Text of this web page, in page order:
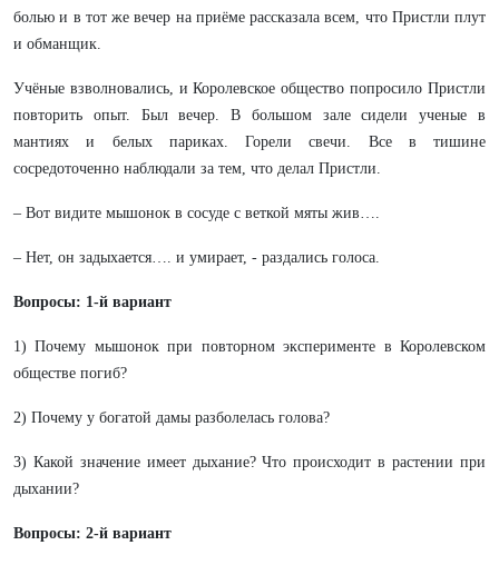
болью и в тот же вечер на приёме рассказала всем, что Пристли плут
и обманщик.
Учёные взволновались, и Королевское общество попросило Пристли
повторить опыт. Был вечер. В большом зале сидели ученые в
мантиях и белых париках. Горели свечи. Все в тишине
сосредоточенно наблюдали за тем, что делал Пристли.
– Вот видите мышонок в сосуде с веткой мяты жив….
– Нет, он задыхается…. и умирает, - раздались голоса.
Вопросы: 1-й вариант
1) Почему мышонок при повторном эксперименте в Королевском
обществе погиб?
2) Почему у богатой дамы разболелась голова?
3) Какой значение имеет дыхание? Что происходит в растении при
дыхании?
Вопросы: 2-й вариант